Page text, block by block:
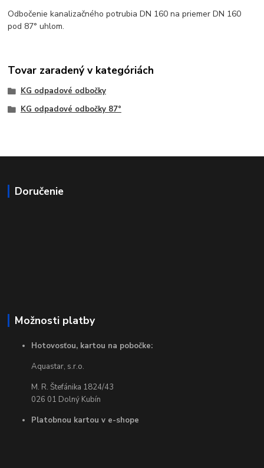
Odbočenie kanalizačného potrubia DN 160 na priemer DN 160
pod 87° uhlom.
Tovar zaradený v kategóriách
KG odpadové odbočky
KG odpadové odbočky 87°
Doručenie
Možnosti platby
Hotovosťou, kartou na pobočke:
Aquastar, s.r.o.
M. R. Štefánika 1824/43
026 01 Dolný Kubín
Platobnou kartou v e-shope